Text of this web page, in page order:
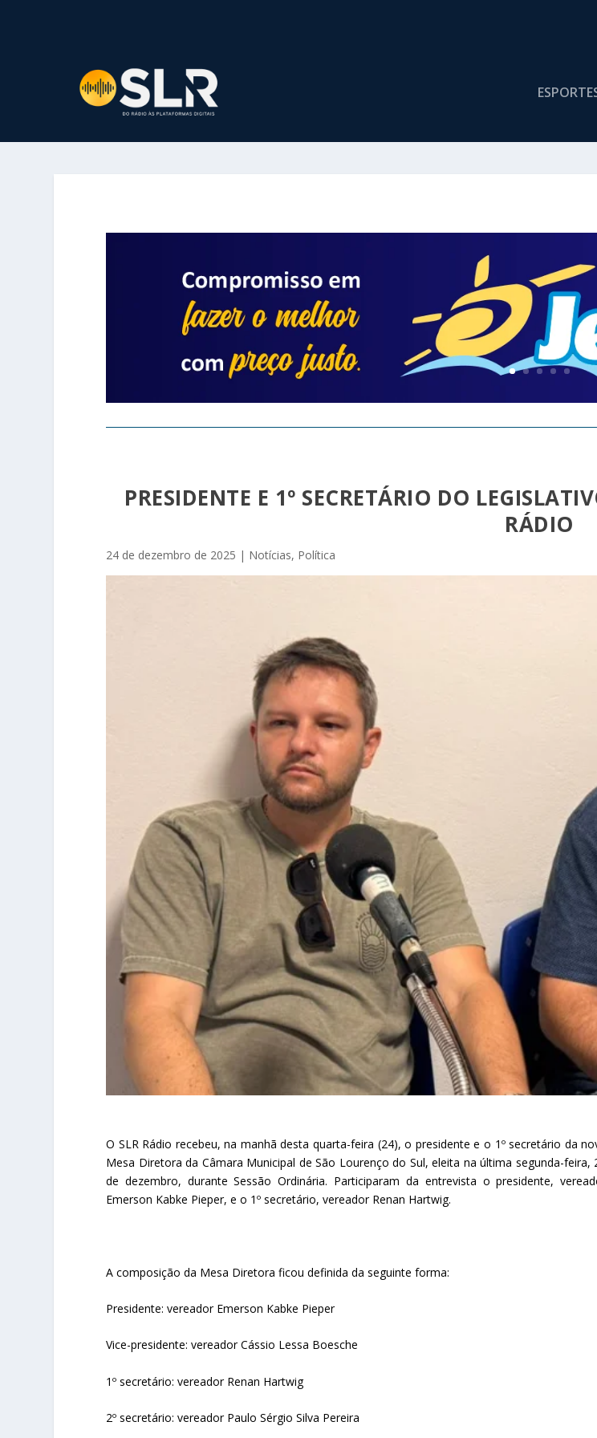
PRESIDENTE E 1º SECRETÁRIO DO
RÁDIO
24 de dezembro de 2025 | Notícias, Política
O SLR Rádio recebeu, na manhã desta quarta-feira (24), o presidente e o 1º secretário da
Mesa Diretora da Câmara Municipal de São Lourenço do Sul, eleita na última segunda-feira,
de dezembro, durante Sessão Ordinária. Participaram da entrevista o presidente,
Emerson Kabke Pieper, e o 1º secretário, vereador Renan Hartwig.
A composição da Mesa Diretora ficou definida da seguinte forma:
Presidente: vereador Emerson Kabke Pieper
Vice-presidente: vereador Cássio Lessa Boesche
1º secretário: vereador Renan Hartwig
2º secretário: vereador Paulo Sérgio Silva Pereira